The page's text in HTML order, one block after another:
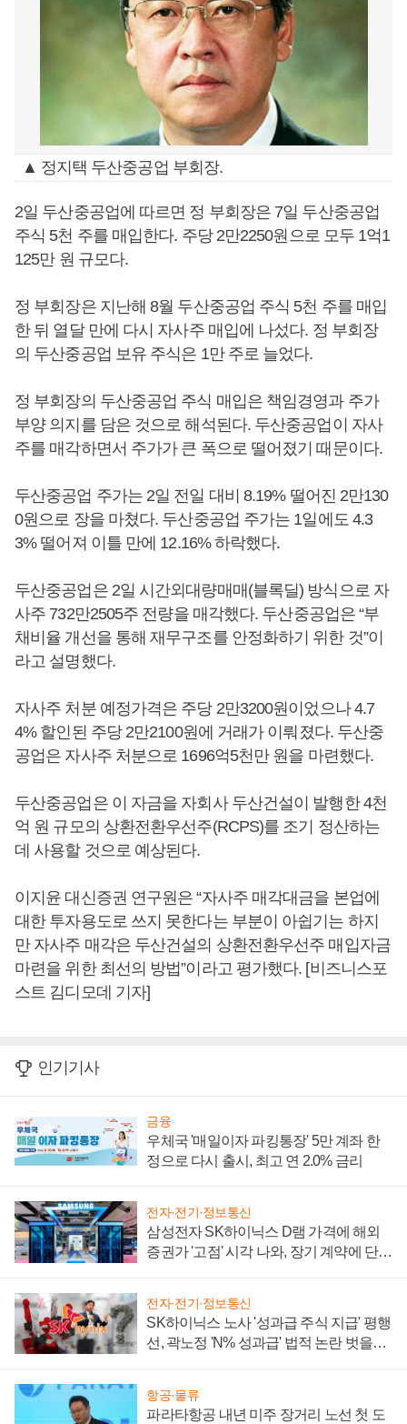
▲ 정지택 두산중공업 부회장.
2일 두산중공업에 따르면 정 부회장은 7일 두산중공업
주식 5천 주를 매입한다. 주당 2만2250원으로 모두 1억1
125만 원 규모다.
정 부회장은 지난해 8월 두산중공업 주식 5천 주를 매입
한 뒤 열달 만에 다시 자사주 매입에 나섰다. 정 부회장
의 두산중공업 보유 주식은 1만 주로 늘었다.
정 부회장의 두산중공업 주식 매입은 책임경영과 주가
부양 의지를 담은 것으로 해석된다. 두산중공업이 자사
주를 매각하면서 주가가 큰 폭으로 떨어졌기 때문이다.
두산중공업 주가는 2일 전일 대비 8.19% 떨어진 2만130
0원으로 장을 마쳤다. 두산중공업 주가는 1일에도 4.3
3% 떨어져 이틀 만에 12.16% 하락했다.
두산중공업은 2일 시간외대량매매(블록딜) 방식으로 자
사주 732만2505주 전량을 매각했다. 두산중공업은 “부
채비율 개선을 통해 재무구조를 안정화하기 위한 것”이
라고 설명했다.
자사주 처분 예정가격은 주당 2만3200원이었으나 4.7
4% 할인된 주당 2만2100원에 거래가 이뤄졌다. 두산중
공업은 자사주 처분으로 1696억5천만 원을 마련했다.
두산중공업은 이 자금을 자회사 두산건설이 발행한 4천
억 원 규모의 상환전환우선주(RCPS)를 조기 정산하는
데 사용할 것으로 예상된다.
이지윤 대신증권 연구원은 “자사주 매각대금을 본업에
대한 투자용도로 쓰지 못한다는 부분이 아쉽기는 하지
만 자사주 매각은 두산건설의 상환전환우선주 매입자금
마련을 위한 최선의 방법”이라고 평가했다. [비즈니스포
스트 김디모데 기자]
인기기사
금융
우체국 '매일이자 파킹통장' 5만 계좌 한
정으로 다시 출시, 최고 연 2.0% 금리
전자·전기·정보통신
삼성전자 SK하이닉스 D램 가격에 해외
증권가 '고점' 시각 나와, 장기 계약에 단점
전자·전기·정보통신
SK하이닉스 노사 '성과급 주식 지급' 평행
선, 곽노정 'N% 성과급' 법적 논란 벗을지
항공·물류
파라타항공 내년 미주 장거리 노선 첫 도